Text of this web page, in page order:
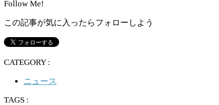
Follow Me!
この記事が気に入ったらフォローしよう
CATEGORY :
ニュース
TAGS :